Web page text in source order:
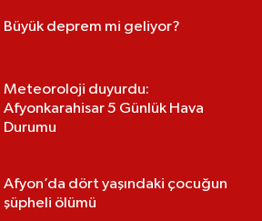
Büyük deprem mi geliyor?
Meteoroloji duyurdu:
Afyonkarahisar 5 Günlük Hava
Durumu
Afyon’da dört yaşındaki çocuğun
şüpheli ölümü